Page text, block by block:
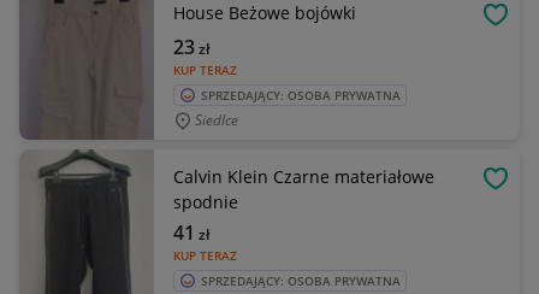
House Beżowe bojówki
KUP TERAZ
23zł
SPRZEDAJĄCY: OSOBA PRYWATNA
Siedlce
Calvin Klein Czarne materiałowe
spodnie
KUP TERAZ
41 zł
SPRZEDAJĄCY: OSOBA PRYWATNA